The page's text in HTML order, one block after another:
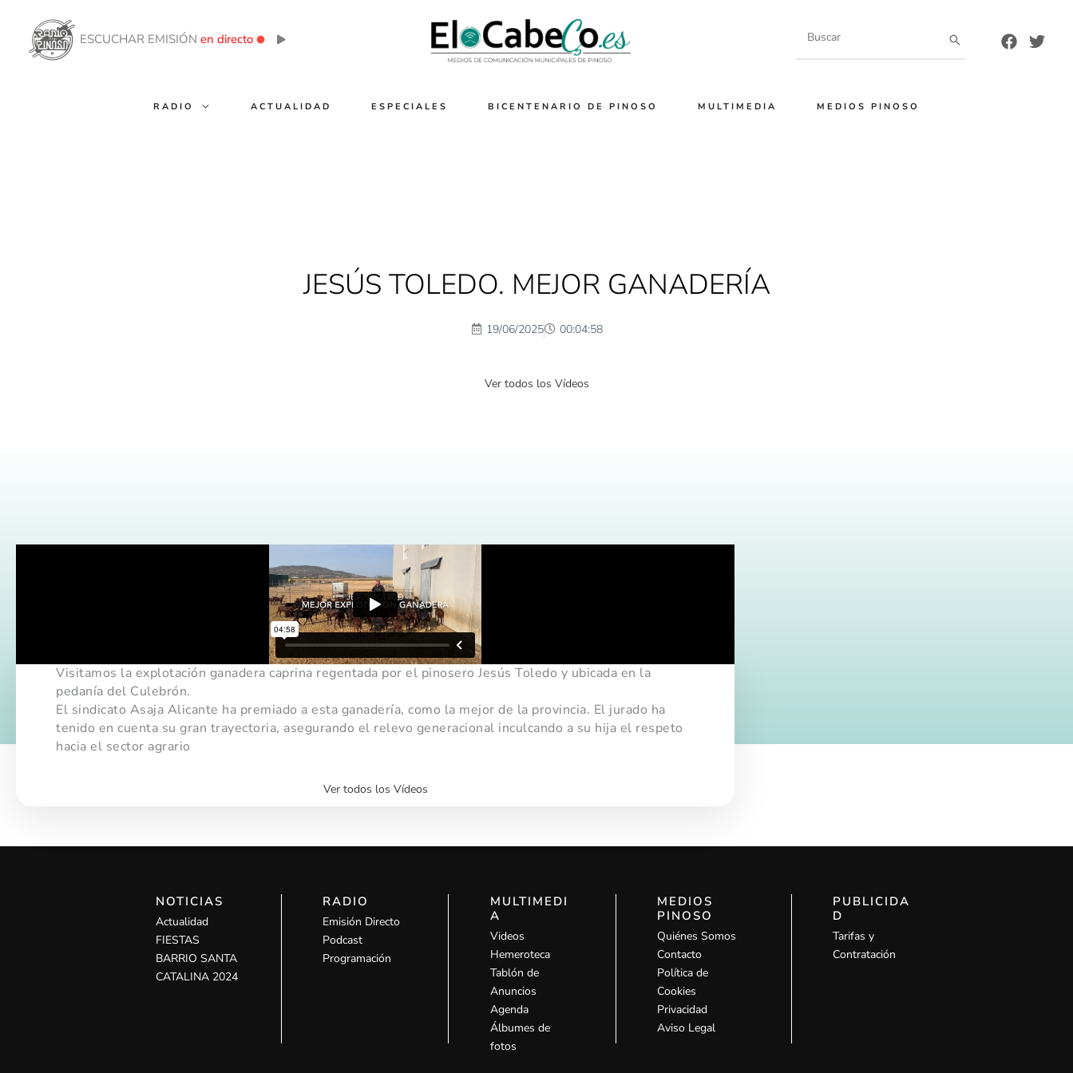
contenido
ESCUCHAR EMISIÓN en directo
por:
RADIO ACTUALIDAD ESPECIALES BICENTENARIO DE PINOSO MULTIMEDIA MEDIOS PINOSO
JESÚS TOLEDO. MEJOR GANADERÍA
19/06/2025 00:04:58
Ver todos los Vídeos
Visitamos la explotación ganadera caprina regentada por el pinosero Jesús Toledo y ubicada en la
pedanía del Culebrón.
El sindicato Asaja Alicante ha premiado a esta ganadería, como la mejor de la provincia. El jurado ha
tenido en cuenta su gran trayectoria, asegurando el relevo generacional inculcando a su hija el respeto
hacia el sector agrario
Ver todos los Vídeos
NOTICIAS
Actualidad
FIESTAS
BARRIO SANTA
CATALINA 2024
RADIO
Emisión Directo
Podcast
Programación
MULTIMEDI
A
Videos
Hemeroteca
Tablón de
Anuncios
Agenda
Álbumes de
fotos
MEDIOS
PINOSO
Quiénes Somos
Contacto
Política de
Cookies
Privacidad
Aviso Legal
PUBLICIDA
D
Tarifas y
Contratación